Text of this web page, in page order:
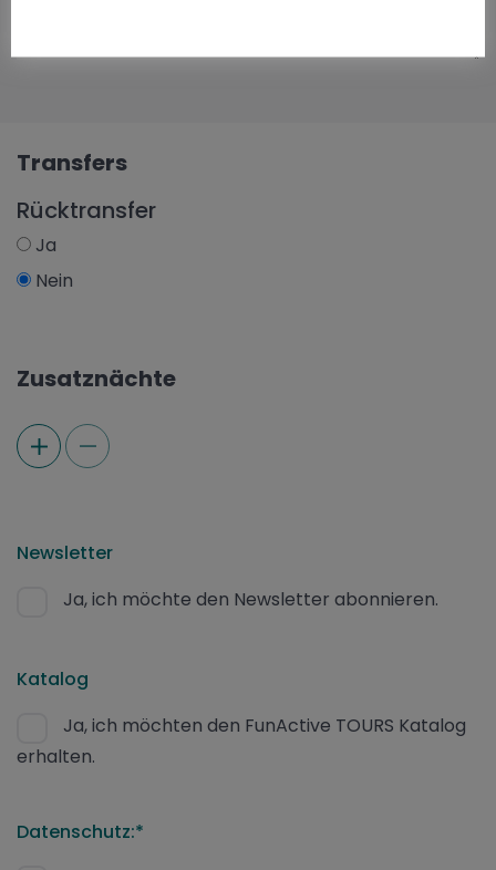
Transfers
Rücktransfer
Ja
Nein
Zusatznächte
Newsletter
Ja, ich möchte den Newsletter abonnieren.
Katalog
Ja, ich möchten den FunActive TOURS Katalog
erhalten.
Datenschutz:*